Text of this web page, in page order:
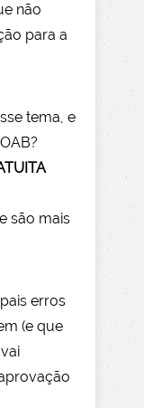
não
para a
tema, e
são mais
erros
(e que